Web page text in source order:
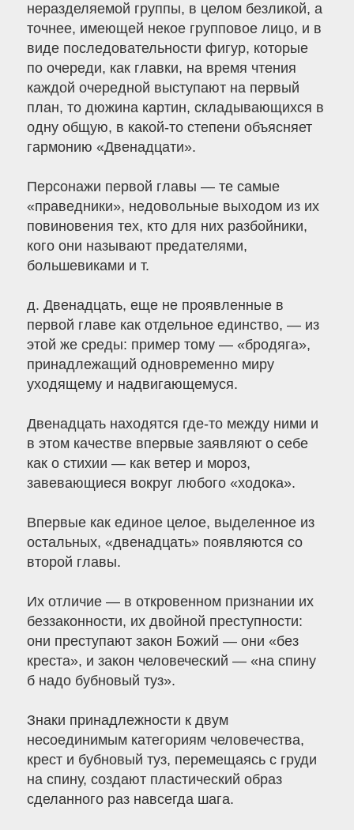
неразделяемой группы, в целом безликой, а
точнее, имеющей некое групповое лицо, и в
виде последовательности фигур, которые
по очереди, как главки, на время чтения
каждой очередной выступают на первый
план, то дюжина картин, складывающихся в
одну общую, в какой-то степени объясняет
гармонию «Двенадцати».
Персонажи первой главы — те самые
«праведники», недовольные выходом из их
повиновения тех, кто для них разбойники,
кого они называют предателями,
большевиками и т.
д. Двенадцать, еще не проявленные в
первой главе как отдельное единство, — из
этой же среды: пример тому — «бродяга»,
принадлежащий одновременно миру
уходящему и надвигающемуся.
Двенадцать находятся где-то между ними и
в этом качестве впервые заявляют о себе
как о стихии — как ветер и мороз,
завевающиеся вокруг любого «ходока».
Впервые как единое целое, выделенное из
остальных, «двенадцать» появляются со
второй главы.
Их отличие — в откровенном признании их
беззаконности, их двойной преступности:
они преступают закон Божий — они «без
креста», и закон человеческий — «на спину
б надо бубновый туз».
Знаки принадлежности к двум
несоединимым категориям человечества,
крест и бубновый туз, перемещаясь с груди
на спину, создают пластический образ
сделанного раз навсегда шага.